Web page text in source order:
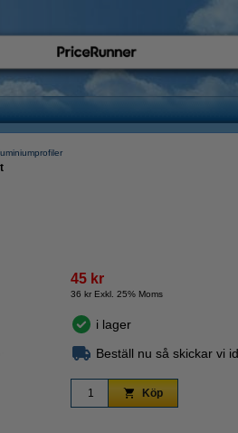
45 kr
36 kr Exkl. 25% Moms
i lager
Beställ nu så skickar vi
Köp